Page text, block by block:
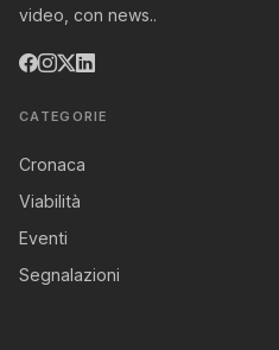
video, con news..
CATEGORIE
Cronaca
Viabilità
Eventi
Segnalazioni